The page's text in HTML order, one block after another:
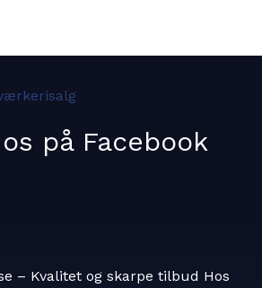
– Kvalitet og skarpe tilbud Hos